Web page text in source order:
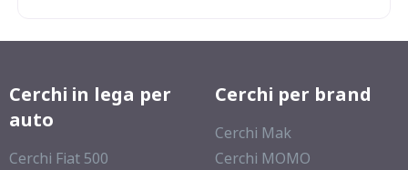
Cerchi in lega per
auto
Cerchi Fiat 500
Cerchi per brand
Cerchi Mak
Cerchi MOMO